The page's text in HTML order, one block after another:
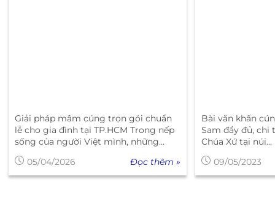
Giải pháp mâm cúng trọn gói chuẩn
lễ cho gia đình tại TP.HCM Trong nếp
sống của người Việt mình, những...
05/04/2026
Đọc thêm »
Bài văn khấn
Sam đầy đủ, chi tiết
Chúa Xứ tại núi...
09/05/2023